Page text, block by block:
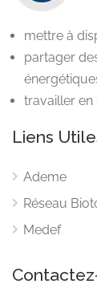
mettre à
partager
travailler
Liens
Ademe
Réseau
Medef